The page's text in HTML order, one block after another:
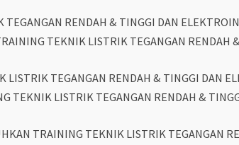
RENDAH & TINGGI DAN
TEKNIK LISTRIK TEGANGAN RENDAH
LISTRIK TEGANGAN RENDAH & TINGGI DAN
TEKNIK LISTRIK TEGANGAN RENDAH &
TRAINING TEKNIK LISTRIK TEGANGAN